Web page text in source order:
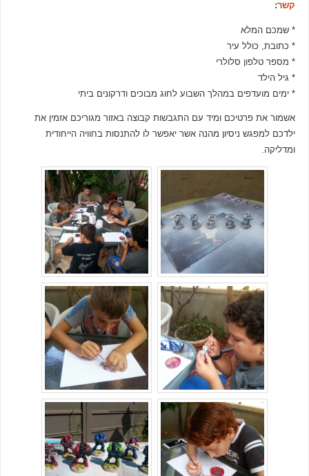
קשר:
* שמכם המלא
* כתובת, כולל עיר
* מספר טלפון סלולרי
* גיל הילד
* ימים מועדפים במהלך השבוע לחוג מבוכים ודרקונים ביתי
אשמור את פרטיכם ומיד עם התגבשות קבוצה באזור מגוריכם אזמין את
ילדכם למפגש ניסיון מהנה אשר יאפשר לו להתנסות בחוויה הייחודית
ומדליקה.